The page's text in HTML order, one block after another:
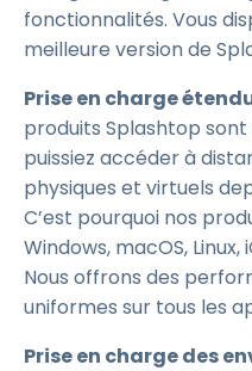
fonctionnalités. Vous
meilleure version de
Prise en charge
produits Splashtop
puissiez accéder à
physiques et virtuels
C’est pourquoi nos
Windows, macOS,
Nous offrons des
uniformes sur tous les
Prise en charge des